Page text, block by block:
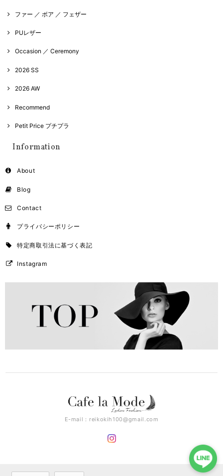
ファー ／ ボア ／ フェザー
PUレザー
Occasion ／ Ceremony
2026 SS
2026 AW
Recommend
Petit Price プチプラ
Information
About
Blog
Contact
プライバシーポリシー
特定商取引法に基づく表記
Instagram
E-mail： reikokih100@gmail.com